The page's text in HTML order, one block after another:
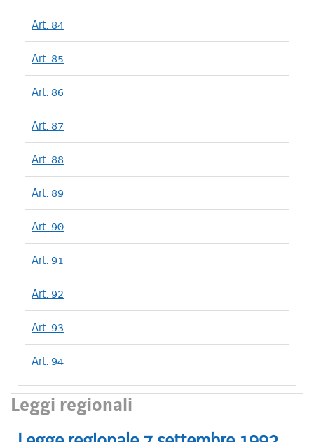
Art. 84
Art. 85
Art. 86
Art. 87
Art. 88
Art. 89
Art. 90
Art. 91
Art. 92
Art. 93
Art. 94
Leggi regionali